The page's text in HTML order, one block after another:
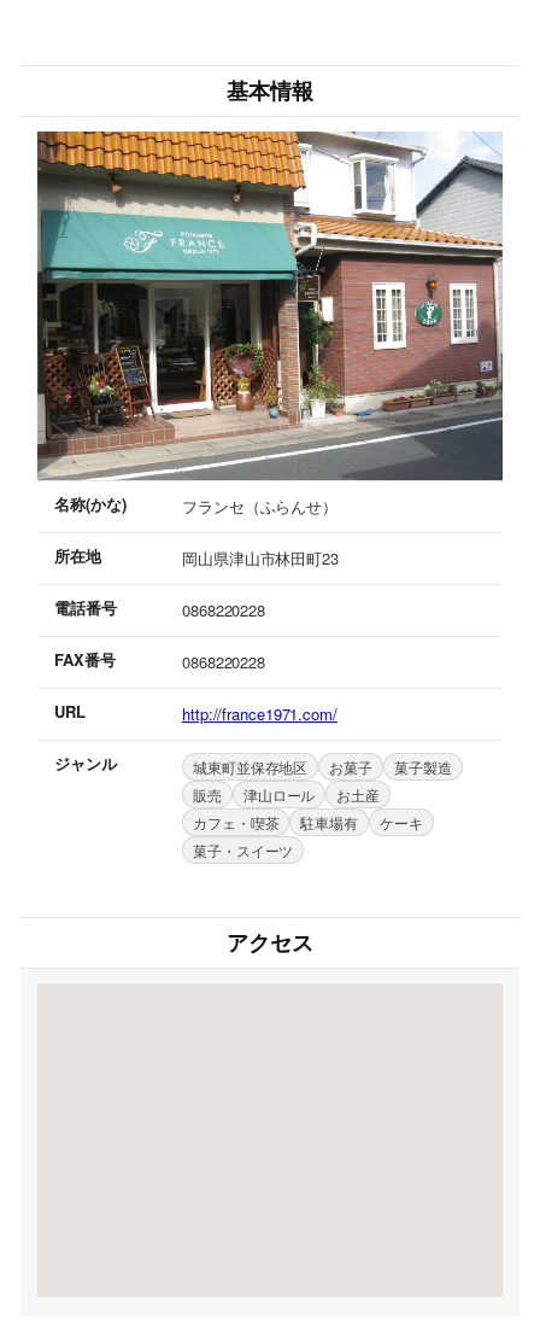
基本情報
名称(かな) フランセ（ふらんせ）
所在地 岡山県津山市林田町23
電話番号 0868220228
FAX番号 0868220228
URL http://france1971.com/
ジャンル 城東町並保存地区 お菓子
菓子製造
販売
津山ロール
お土産
カフェ・喫茶
駐車場有
ケーキ
菓子・スイーツ
アクセス